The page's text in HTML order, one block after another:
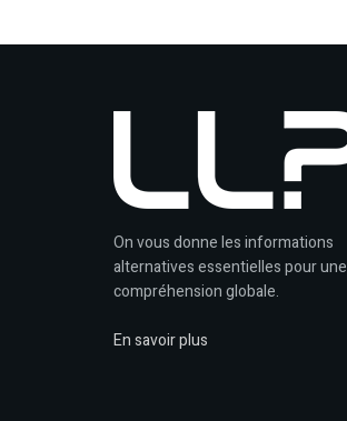
On vous donne les informations
alternatives essentielles pour une
compréhension globale.
En savoir plus